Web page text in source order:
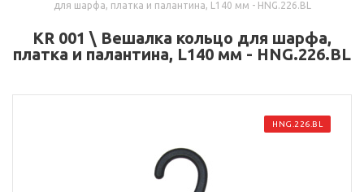
для шарфа, платка и палантина, L140 мм - HNG.226.BL
KR 001 \ Вешалка кольцо для шарфа,
платка и палантина, L140 мм - HNG.226.BL
HNG.226.BL